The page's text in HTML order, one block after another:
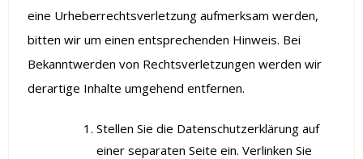
eine Urheberrechtsverletzung aufmerksam werden,
bitten wir um einen entsprechenden Hinweis. Bei
Bekanntwerden von Rechtsverletzungen werden wir
derartige Inhalte umgehend entfernen.
Stellen Sie die Datenschutzerklärung auf
einer separaten Seite ein. Verlinken Sie